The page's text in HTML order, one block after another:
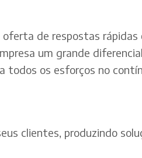
de respostas
um grande
todos os esforços no
clientes, produzindo